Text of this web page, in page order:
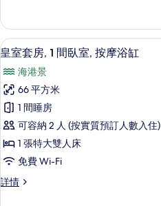
的
相
片
房
(Family)
詳
載
入
所
有
皇
室
套
房,
1
5
皇室套房, 1 間臥室, 按摩浴缸
海港景
66 平方米
1 間睡房
可容納 2 人 (按實質預訂人數入住)
1 張特大雙人床
免費 Wi-Fi
詳情
皇